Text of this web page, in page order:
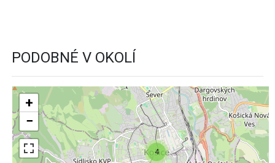
PODOBNÉ V OKOLÍ
4
+
−